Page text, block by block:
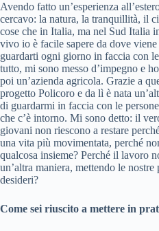
Avendo fatto un’esperienza
cercavo: la natura, la tranquillità, il
cose che in Italia, ma nel Sud Italia
vivo io è facile sapere da dove
guardarti ogni giorno in faccia con
tutto, mi sono messo d’impegno e
poi un’azienda agricola. Grazie a
progetto Policoro e da lì è nata
di guardarmi in faccia con le
che c’è intorno. Mi sono detto: il
giovani non riescono a restare
una vita più movimentata, perché
qualcosa insieme? Perché il lavoro
un’altra maniera, mettendo le
desideri?
Come sei riuscito a mettere in